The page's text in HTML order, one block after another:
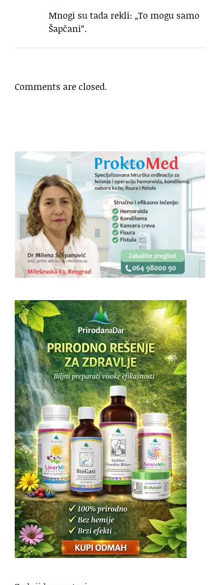
Mnogi su tada rekli: „To mogu samo
Šapčani“.
Comments are closed.